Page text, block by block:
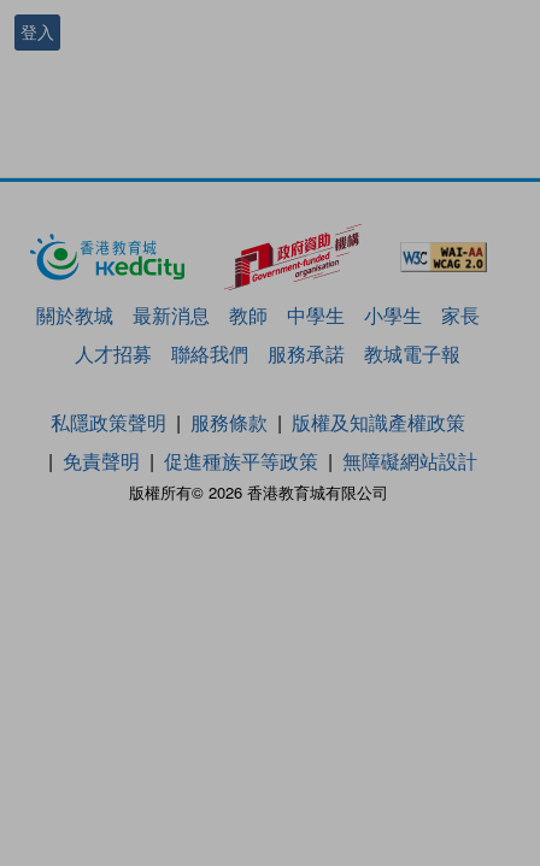
登入
關於教城 最新消息 教師 中學生 小學生
家長
人才招募
聯絡我們 服務承諾 教城電子報
版權所有© 2026 香港教育城有限公司
私隱政策聲明 服務條款
版權及知識產權政策
免責聲明
促進種族平等政策 無障礙網站設計